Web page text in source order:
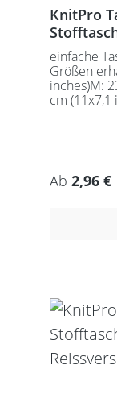
KnitPro
einfache
Größen
inches)M:
cm (11x7,1
Regulärer
Ab 2,96 €